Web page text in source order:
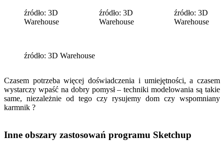
źródło: 3D
Warehouse
źródło: 3D
Warehouse
źródło: 3D
Warehouse
źródło: 3D Warehouse
Czasem potrzeba więcej doświadczenia i umiejętności, a czasem
wystarczy wpaść na dobry pomysł – techniki modelowania są takie
same, niezależnie od tego czy rysujemy dom czy wspomniany
karmnik ?
Inne obszary zastosowań programu Sketchup